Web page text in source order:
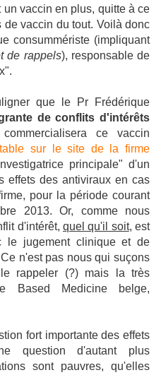
vaccin en plus, quitte à ce
vaccin du tout. Voilà donc
consummériste (impliquant
de rappels), responsable de
que le Pr Frédérique
de conflits d'intérêts
ce vaccin
sur le site de la firme
principale" d'un
effets des antiviraux en cas
pour la période courant
2013.
Or, comme nous
d'intérêt, quel qu'il soit, est
le jugement clinique et de
Ce n'est pas nous qui suçons
rappeler (?) mais la très
Based Medicine belge,
fort importante des effets
question d'autant plus
sont pauvres, qu'elles